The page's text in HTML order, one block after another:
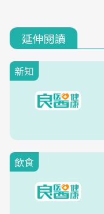
延伸閱讀
新知
飲食